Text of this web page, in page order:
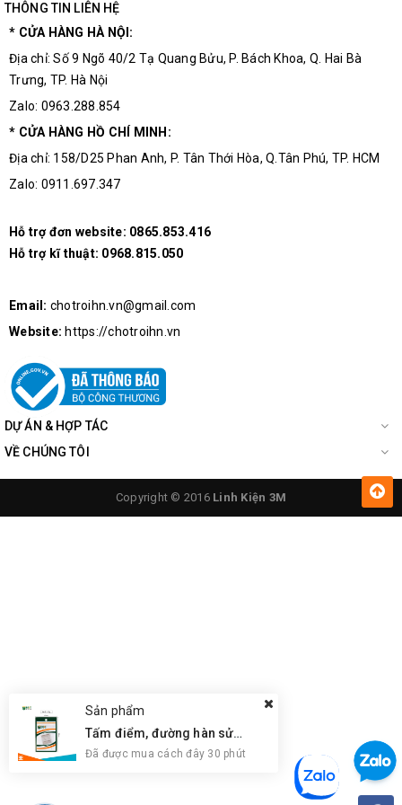
THÔNG TIN LIÊN HỆ
* CỬA HÀNG HÀ NỘI:
Địa chỉ: Số 9 Ngõ 40/2 Tạ Quang Bửu, P. Bách Khoa, Q. Hai Bà
Trưng, TP. Hà Nội
Zalo: 0963.288.854
* CỬA HÀNG HỒ CHÍ MINH:
Địa chỉ: 158/D25 Phan Anh, P. Tân Thới Hòa, Q.Tân Phú, TP. HCM
Zalo: 0911.697.347
Hỗ trợ đơn website: 0865.853.416
Hỗ trợ kĩ thuật: 0968.815.050
Email: chotroihn.vn@gmail.com
Website: https://chotroihn.vn
DỰ ÁN & HỢP TÁC
VỀ CHÚNG TÔI
Copyright © 2016 Linh Kiện 3M
Sản phẩm
Tấm điểm, đường hàn sửa chữa IC, PCB, Cảm Ứng BGA, Vân Tay Điện Thoại, Pad - Best 28 x 28mm
Đã được mua cách đây 30 phút